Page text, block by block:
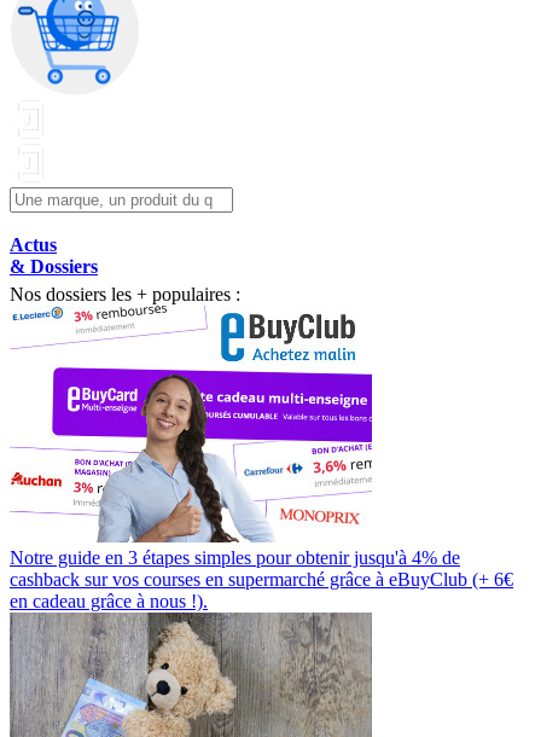
Actus
& Dossiers
Nos dossiers les + populaires :
Notre guide en 3 étapes simples pour obtenir jusqu'à 4% de
cashback sur vos courses en supermarché grâce à eBuyClub (+ 6€
en cadeau grâce à nous !).